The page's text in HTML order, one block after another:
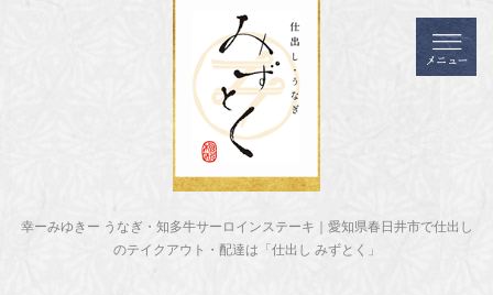
幸ーみゆきー うなぎ・知多牛サーロインステーキ｜愛知県春日井市で仕出し
のテイクアウト・配達は「仕出し みずとく」